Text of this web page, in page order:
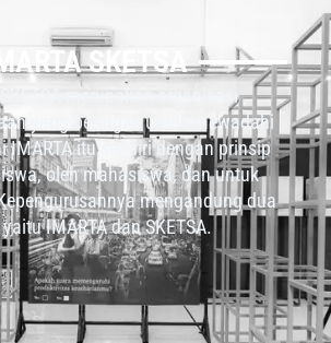
SKETSA
merupakan organisasi
yang bertugas untuk mewadahi
IMARTA itu sendiri dengan prinsip
oleh mahasiswa, dan untuk
mengandung dua
IMARTA dan SKETSA.